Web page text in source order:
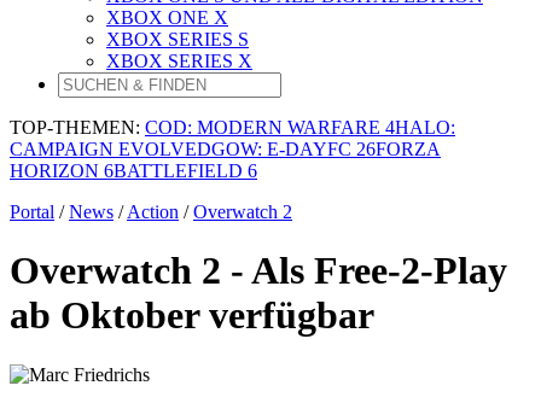
XBOX ONE X
XBOX SERIES S
XBOX SERIES X
TOP-THEMEN: COD: MODERN WARFARE 4HALO:
CAMPAIGN EVOLVEDGOW: E-DAYFC 26FORZA
HORIZON 6BATTLEFIELD 6
Portal /News /Action /Overwatch 2
Overwatch 2 - Als Free-2-Play
ab Oktober verfügbar